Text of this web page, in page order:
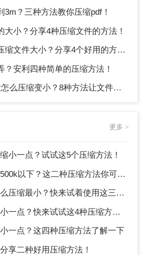
3m？三种方法教你压缩pdf！
大小？分享4种压缩文件的方法！
大小？分享4个好用的方法，简单又快捷！
？安利四种简单的压缩方法！
压缩变小？8种方法让文件轻松"瘦身"！
更多 >
小一点？试试这5个压缩方法！
下？这二种压缩方法你可以轻松学会！
最小？快来试着使用这三种压缩方法！
一点？快来试试这4种压缩方法！
一点？这四种压缩方法了解一下
享二种好用压缩方法！